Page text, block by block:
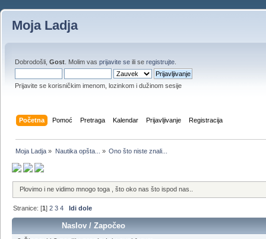
Moja Ladja
Dobrodošli, Gost . Molim vas prijavite se ili se registrujte
Prijavite se korisničkim imenom, lozinkom i dužinom sesije
Početna Pomoć Pretraga Kalendar Prijavljivanje Registracija
Moja Ladja » Nautika opšta... » Ono što niste znali...
Plovimo i ne vidimo mnogo toga , što oko nas što ispod nas..
Stranice: [1]2 3 4 Idi dole
Naslov /Započeo